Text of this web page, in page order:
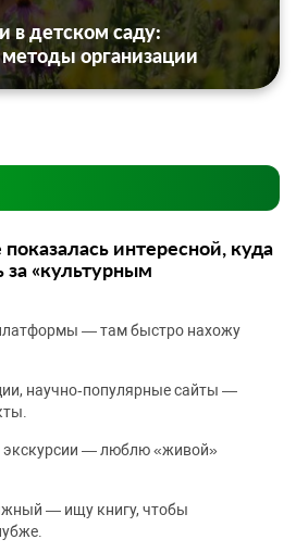
в детском саду:
организации
интересной, куда
«культурным
— там быстро нахожу
научно‑популярные сайты —
экскурсии — люблю «живой»
— ищу книгу, чтобы